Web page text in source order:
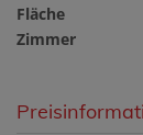
Fläche
Zimmer